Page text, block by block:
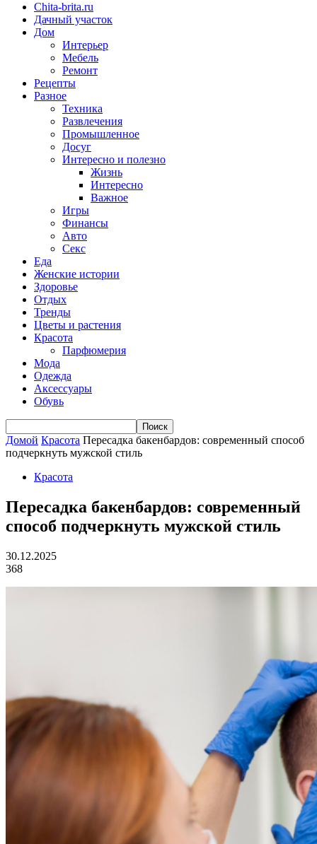
Chita-brita.ru
Дачный участок
Дом
Интерьер
Мебель
Ремонт
Рецепты
Разное
Техника
Развлечения
Промышленное
Досуг
Интересно и полезно
Жизнь
Интересно
Важное
Игры
Финансы
Авто
Секс
Еда
Женские истории
Здоровье
Отдых
Тренды
Цветы и растения
Красота
Парфюмерия
Мода
Одежда
Аксессуары
Обувь
Домой Красота Пересадка бакенбардов: современный способ
подчеркнуть мужской стиль
Красота
Пересадка бакенбардов: современный
способ подчеркнуть мужской стиль
30.12.2025
368